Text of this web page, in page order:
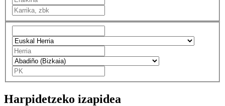
Harpidetzeko izapidea